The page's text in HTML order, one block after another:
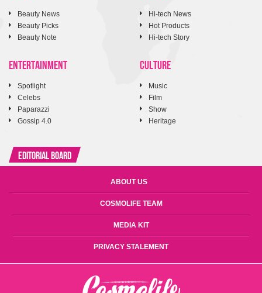
Beauty News
Beauty Picks
Beauty Note
Hi-tech News
Hot Products
Hi-tech Story
ENTERTAINMENT
Spotlight
Celebs
Paparazzi
Gossip 4.0
CULTURE
Music
Film
Show
Heritage
Editorial Board
ABOUT US
COSMOLIFE TEAM
MEDIA KIT
PRIVACY STALEMENT